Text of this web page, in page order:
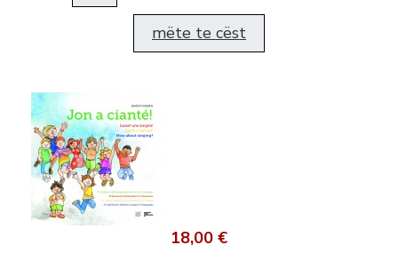
mëte te cëst
18,00 €